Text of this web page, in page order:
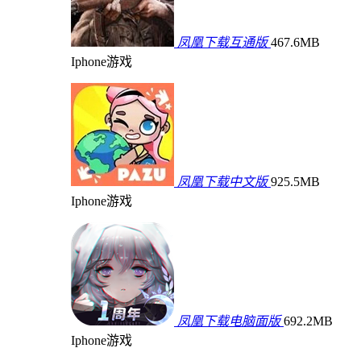
凤凰下载互通版 467.6MB
Iphone游戏
凤凰下载中文版 925.5MB
Iphone游戏
凤凰下载电脑面版 692.2MB
Iphone游戏